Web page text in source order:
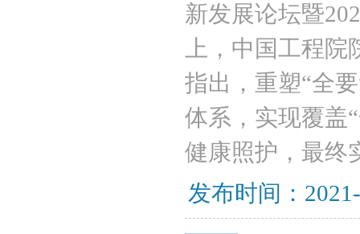
新发展论坛暨
上，中国工程
指出，重塑“全
体系，实现覆盖
健康照护，最终
发布时间：